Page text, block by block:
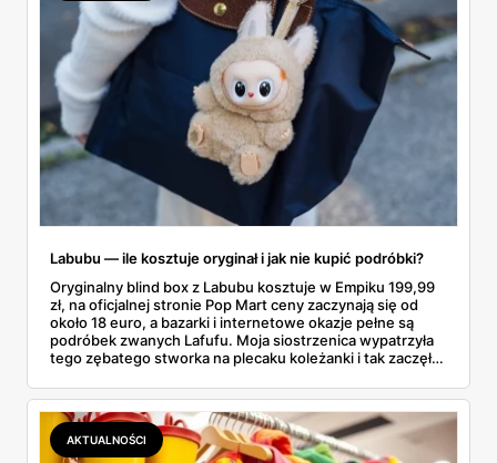
Labubu — ile kosztuje oryginał i jak nie kupić podróbki?
Oryginalny blind box z Labubu kosztuje w Empiku 199,99
zł, na oficjalnej stronie Pop Mart ceny zaczynają się od
około 18 euro, a bazarki i internetowe okazje pełne są
podróbek zwanych Lafufu. Moja siostrzenica wypatrzyła
tego zębatego stworka na plecaku koleżanki i tak zaczęło
kosztuje i po czym poznać, że sprzedawca nie wciska nam
podróbki. Spisałam wszystko, czego się dowiedziałam —
łącznie z jedną wpadką, o której za chwilę.
AKTUALNOŚCI